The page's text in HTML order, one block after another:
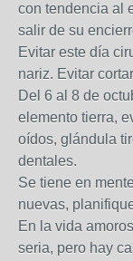
con tendencia al
salir de su
Evitar este día
nariz. Evitar
Del 6 al 8 de
elemento tierra,
oídos, glándula
dentales.
Se tiene en
nuevas,
En la vida
seria, pero hay